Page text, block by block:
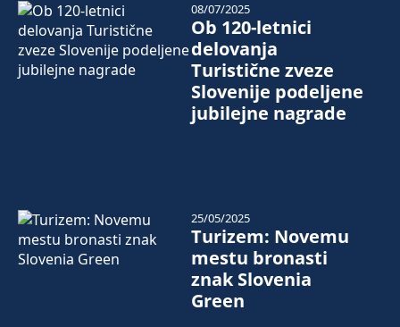
Ob 120-letnici
delovanja
Turistične zveze
Slovenije podeljene
jubilejne nagrade
08/07/2025
Turizem: Novemu
mestu bronasti
znak Slovenia
Green
25/05/2025